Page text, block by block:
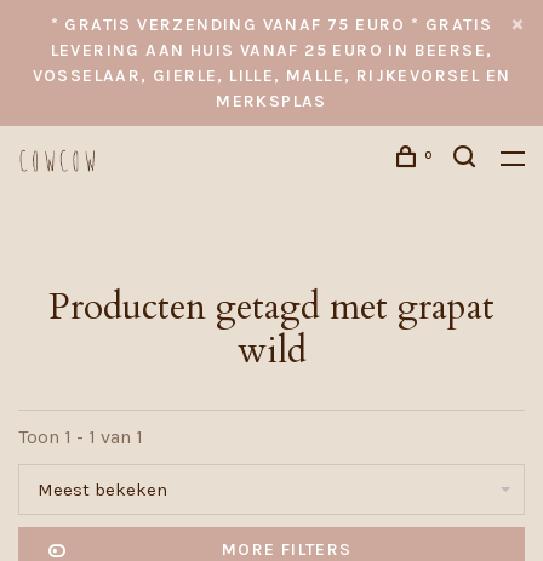
* GRATIS VERZENDING VANAF 75 EURO * GRATIS
LEVERING AAN HUIS VANAF 25 EURO IN BEERSE,
VOSSELAAR, GIERLE, LILLE, MALLE, RIJKEVORSEL EN
MERKSPLAS
0
Producten getagd met grapat
wild
Toon 1 - 1 van 1
Meest bekeken
MORE FILTERS